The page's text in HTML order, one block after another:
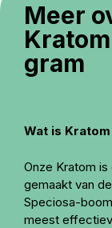
Meer
gram
Wat is
Onze Kratom
gemaakt van
Speciosa-
meest